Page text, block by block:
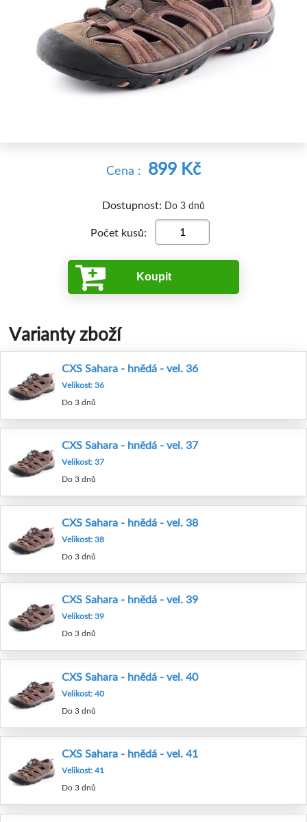
Cena : 899 Kč
Dostupnost: Do 3 dnů
Počet kusů:
Koupit
Varianty zboží
CXS Sahara - hnědá - vel. 36
Velikost: 36
Do 3 dnů
CXS Sahara - hnědá - vel. 37
Velikost: 37
Do 3 dnů
CXS Sahara - hnědá - vel. 38
Velikost: 38
Do 3 dnů
CXS Sahara - hnědá - vel. 39
Velikost: 39
Do 3 dnů
CXS Sahara - hnědá - vel. 40
Velikost: 40
Do 3 dnů
CXS Sahara - hnědá - vel. 41
Velikost: 41
Do 3 dnů